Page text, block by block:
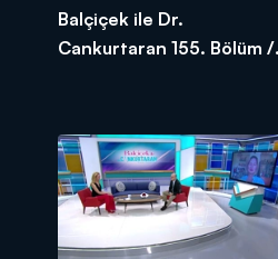
Balçiçek ile Dr.
Cankurtaran 155. Bölüm /